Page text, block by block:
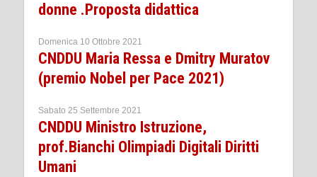
donne .Proposta didattica
Domenica 10 Ottobre 2021
CNDDU Maria Ressa e Dmitry Muratov
(premio Nobel per Pace 2021)
Sabato 25 Settembre 2021
CNDDU Ministro Istruzione,
prof.Bianchi Olimpiadi Digitali Diritti
Umani